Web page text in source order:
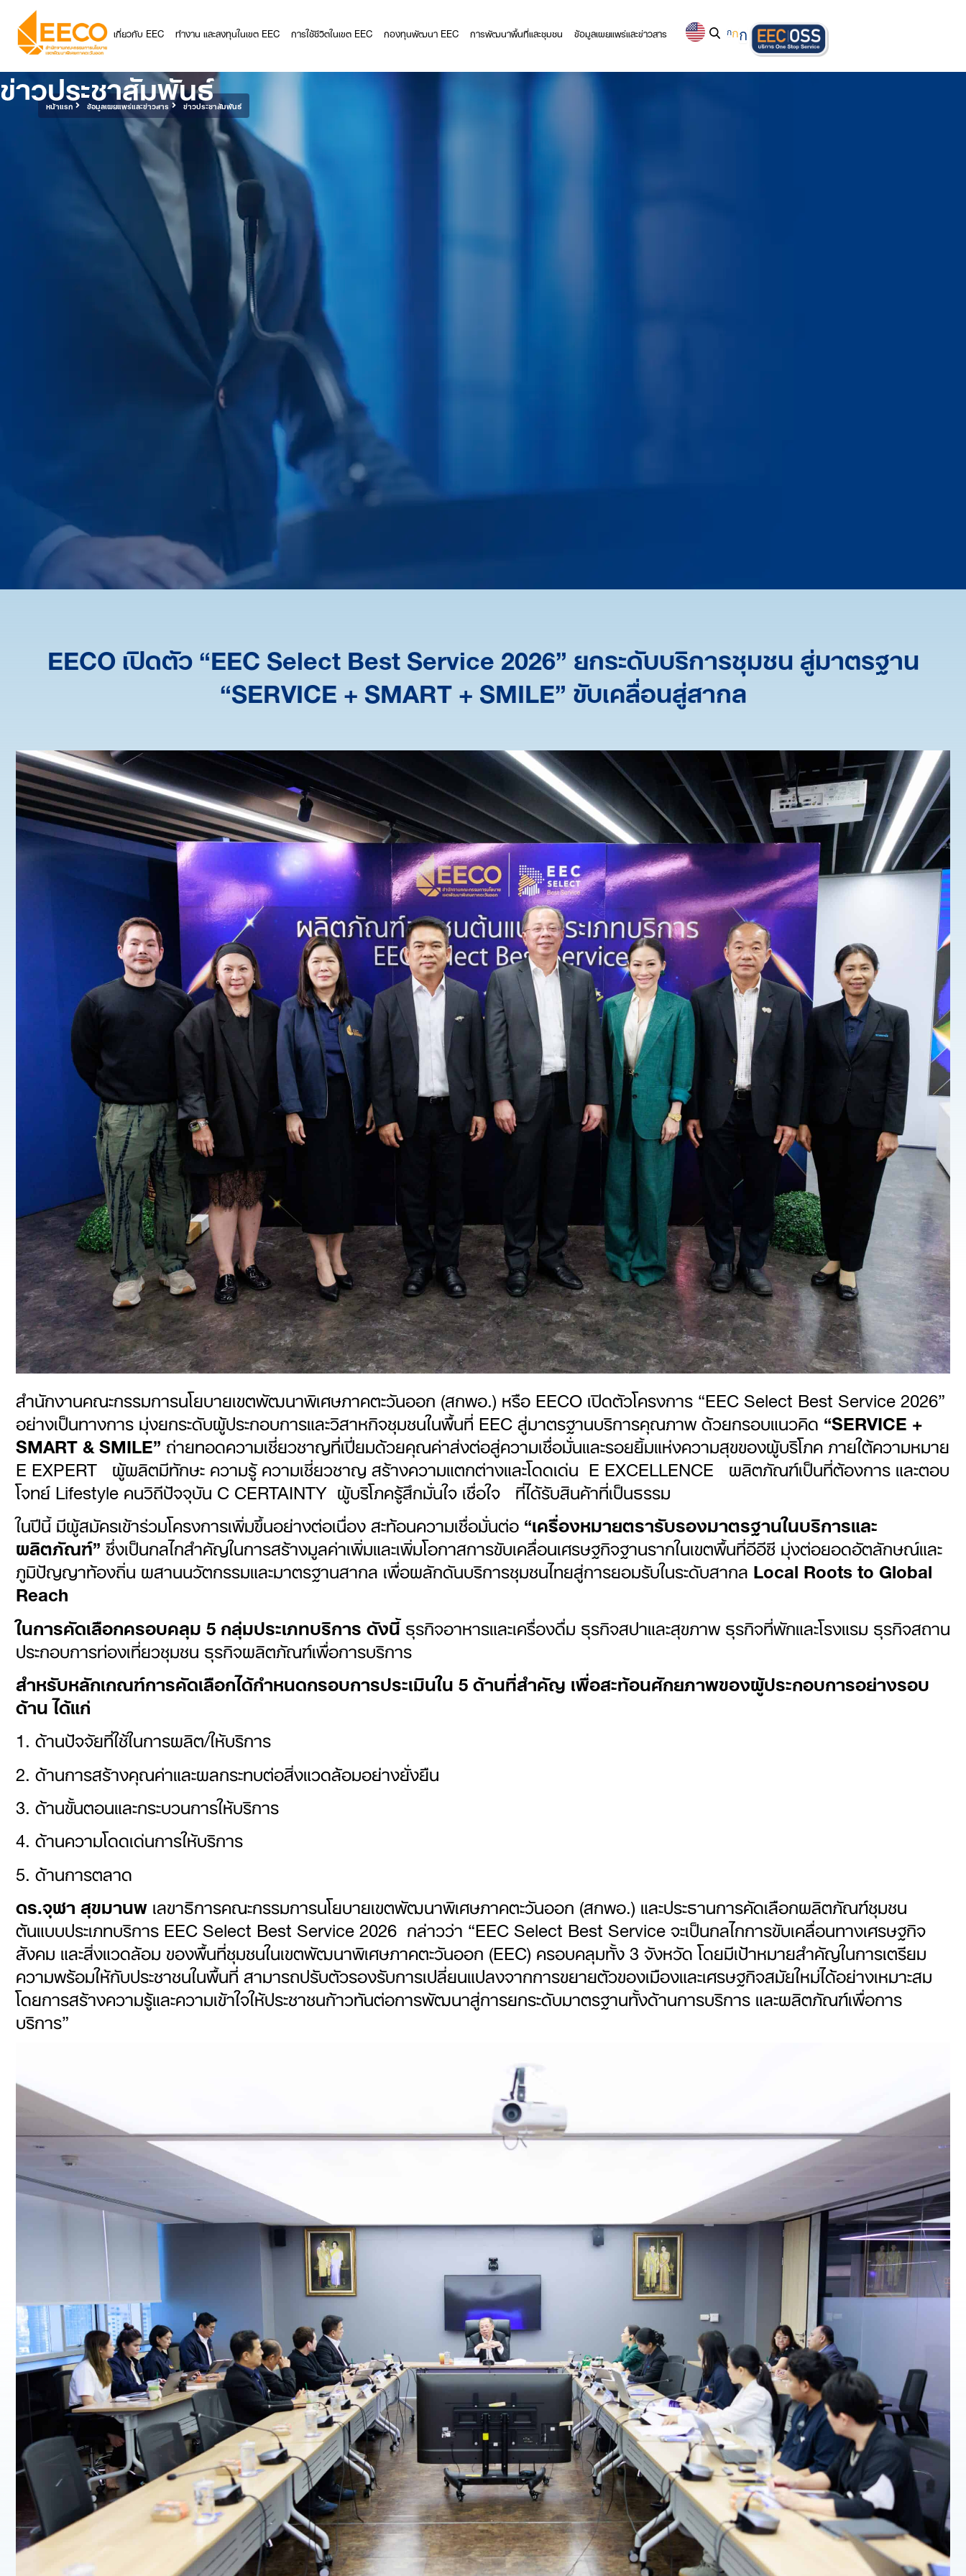
เกี่ยวกับ EEC ทำงาน และลงทุนในเขต EEC การใช้ชีวิตในเขต EEC กองทุนพัฒนา EEC การพัฒนาพื้นที่และชุมชน ข้อมูลเผยแพร่และข่าวสาร กกก
หน้าแรก ข้อมูลเผยแพร่และข่าวสาร ข่าวประชาสัมพันธ์
ข่าวประชาสัมพันธ์
EECO เปิดตัว “EEC Select Best Service 2026” ยกระดับบริการชุมชน สู่มาตรฐาน
“SERVICE + SMART + SMILE” ขับเคลื่อนสู่สากล
สำนักงานคณะกรรมการนโยบายเขตพัฒนาพิเศษภาคตะวันออก (สกพอ.) หรือ EECO เปิดตัวโครงการ “EEC Select Best Service 2026”
อย่างเป็นทางการ มุ่งยกระดับผู้ประกอบการและวิสาหกิจชุมชนในพื้นที่ EEC สู่มาตรฐานบริการคุณภาพ ด้วยกรอบแนวคิด “SERVICE +
SMART & SMILE” ถ่ายทอดความเชี่ยวชาญที่เปี่ยมด้วยคุณค่าส่งต่อสู่ความเชื่อมั่นและรอยยิ้มแห่งความสุขของผู้บริโภค ภายใต้ความหมาย
E EXPERT ผู้ผลิตมีทักษะ ความรู้ ความเชี่ยวชาญ สร้างความแตกต่างและโดดเด่น E EXCELLENCE ผลิตภัณฑ์เป็นที่ต้องการ และตอบ
โจทย์ Lifestyle คนวิถีปัจจุบัน C CERTAINTY ผู้บริโภครู้สึกมั่นใจ เชื่อใจ ที่ได้รับสินค้าที่เป็นธรรม
ในปีนี้ มีผู้สมัครเข้าร่วมโครงการเพิ่มขึ้นอย่างต่อเนื่อง สะท้อนความเชื่อมั่นต่อ“เครื่องหมายตรารับรองมาตรฐานในบริการและ
ผลิตภัณฑ์”ซึ่งเป็นกลไกสำคัญในการสร้างมูลค่าเพิ่มและเพิ่มโอกาสการขับเคลื่อนเศรษฐกิจฐานรากในเขตพื้นที่อีอีซี มุ่งต่อยอดอัตลักษณ์และ
ภูมิปัญญาท้องถิ่น ผสานนวัตกรรมและมาตรฐานสากล เพื่อผลักดันบริการชุมชนไทยสู่การยอมรับในระดับสากล Local Roots to Global
Reach
ในการคัดเลือกครอบคลุม5 กลุ่มประเภทบริการ ดังนี้ธุรกิจอาหารและเครื่องดื่ม ธุรกิจสปาและสุขภาพ ธุรกิจที่พักและโรงแรม ธุรกิจสถาน
ประกอบการท่องเที่ยวชุมชน ธุรกิจผลิตภัณฑ์เพื่อการบริการ
สำหรับหลักเกณฑ์การคัดเลือกได้กำหนดกรอบการประเมินใน5 ด้านที่สำคัญ เพื่อสะท้อนศักยภาพของผู้ประกอบการอย่างรอบ
ด้าน ได้แก่
1. ด้านปัจจัยที่ใช้ในการผลิต/ให้บริการ
2. ด้านการสร้างคุณค่าและผลกระทบต่อสิ่งแวดล้อมอย่างยั่งยืน
3. ด้านขั้นตอนและกระบวนการให้บริการ
4. ด้านความโดดเด่นการให้บริการ
5. ด้านการตลาด
ดร.จุฬา สุขมานพเลขาธิการคณะกรรมการนโยบายเขตพัฒนาพิเศษภาคตะวันออก (สกพอ.) และประธานการคัดเลือกผลิตภัณฑ์ชุมชน
ต้นแบบประเภทบริการ EEC Select Best Service 2026 กล่าวว่า “EEC Select Best Service จะเป็นกลไกการขับเคลื่อนทางเศรษฐกิจ
สังคม และสิ่งแวดล้อม ของพื้นที่ชุมชนในเขตพัฒนาพิเศษภาคตะวันออก (EEC) ครอบคลุมทั้ง 3 จังหวัด โดยมีเป้าหมายสำคัญในการเตรียม
ความพร้อมให้กับประชาชนในพื้นที่ สามารถปรับตัวรองรับการเปลี่ยนแปลงจากการขยายตัวของเมืองและเศรษฐกิจสมัยใหม่ได้อย่างเหมาะสม
โดยการสร้างความรู้และความเข้าใจให้ประชาชนก้าวทันต่อการพัฒนาสู่การยกระดับมาตรฐานทั้งด้านการบริการ และผลิตภัณฑ์เพื่อการ
บริการ”